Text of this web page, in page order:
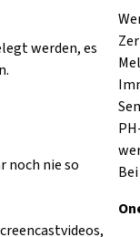
werden, es
noch nie so